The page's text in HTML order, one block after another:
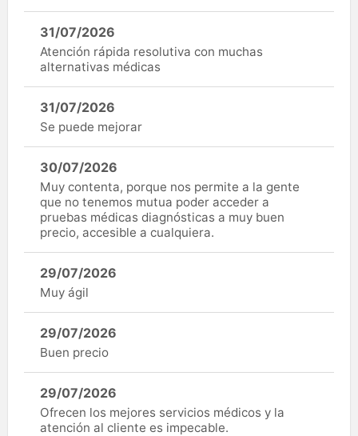
31/07/2026
Atención rápida resolutiva con muchas
alternativas médicas
31/07/2026
Se puede mejorar
30/07/2026
Muy contenta, porque nos permite a la gente
que no tenemos mutua poder acceder a
pruebas médicas diagnósticas a muy buen
precio, accesible a cualquiera.
29/07/2026
Muy ágil
29/07/2026
Buen precio
29/07/2026
Ofrecen los mejores servicios médicos y la
atención al cliente es impecable.